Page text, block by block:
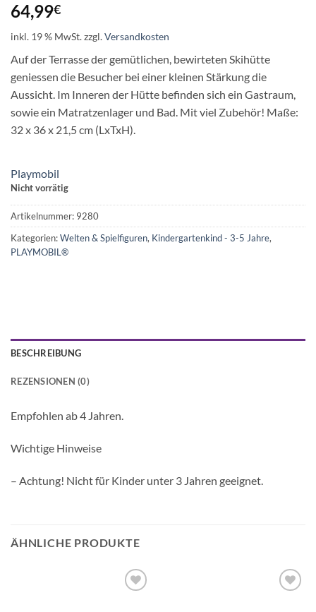
64,99€
inkl. 19 % MwSt.zzgl.Versandkosten
Auf der Terrasse der gemütlichen, bewirteten Skihütte
geniessen die Besucher bei einer kleinen Stärkung die
Aussicht. Im Inneren der Hütte befinden sich ein Gastraum,
sowie ein Matratzenlager und Bad. Mit viel Zubehör! Maße:
32 x 36 x 21,5 cm (LxTxH).
Playmobil
Nicht vorrätig
Artikelnummer: 9280
Kategorien:Welten & Spielfiguren, Kindergartenkind - 3-5 Jahre,
PLAYMOBIL®
BESCHREIBUNG
REZENSIONEN (0)
Empfohlen ab 4 Jahren.
Wichtige Hinweise
– Achtung! Nicht für Kinder unter 3 Jahren geeignet.
ÄHNLICHE PRODUKTE